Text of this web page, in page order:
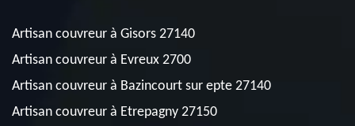
Artisan couvreur à Gisors 27140
Artisan couvreur à Evreux 2700
Artisan couvreur à Bazincourt sur epte 27140
Artisan couvreur à Etrepagny 27150